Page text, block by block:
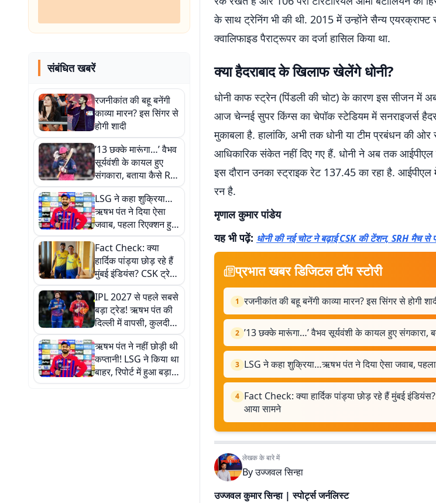
संबंधित खबरें
रजनीकांत की बहू बनेंगी
काव्या मारन? इस सिंगर से
होगी शादी
’13 छक्के मारूंगा…’ वैभव
सूर्यवंशी के कायल हुए
संगकारा, बताया कैसे RR
ने पहचानी थी प्रतिभा
LSG ने कहा शुक्रिया…
ऋषभ पंत ने दिया ऐसा
जवाब, पहला रिएक्शन हुआ
वायरल
Fact Check: क्या
हार्दिक पांड्या छोड़ रहे हैं
मुंबई इंडियंस? CSK ट्रेड
की वायरल खबर का सच
आया सामने
IPL 2027 से पहले सबसे
बड़ा ट्रेड! ऋषभ पंत की
दिल्ली में वापसी, कुलदीप
पहुंचे LSG
ऋषभ पंत ने नहीं छोड़ी थी
कप्तानी! LSG ने किया था
बाहर, रिपोर्ट में हुआ बड़ा
खुलासा
के साथ ट्रेनिंग भी की थी. 2015 में उन्होंने सैन्य एयरक्राफ्ट
क्वालिफाइड पैराट्रूपर का दर्जा हासिल किया था.
क्या हैदराबाद के खिलाफ खेलेंगे धोनी?
धोनी काफ स्ट्रेन (पिंडली की चोट) के कारण इस सीजन में
आज चेन्नई सुपर किंग्स का चेपॉक स्टेडियम में सनराइजर्स
मुकाबला है. हालांकि, अभी तक धोनी या टीम प्रबंधन की
आधिकारिक संकेत नहीं दिए गए हैं. धोनी ने अब तक
इस दौरान उनका स्ट्राइक रेट 137.45 का रहा है. आईपीएल
रन है.
मृणाल कुमार पांडेय
यह भी पढ़ें: धोनी की नई चोट ने बढ़ाई CSK की टेंशन, SRH मैच
प्रभात खबर डिजिटल टॉप स्टोरी
1 रजनीकांत की बहू बनेंगी काव्या मारन? इस सिंगर से होगी
2 ’13 छक्के मारूंगा…’ वैभव सूर्यवंशी के कायल हुए संगकारा,
3 LSG ने कहा शुक्रिया…ऋषभ पंत ने दिया ऐसा जवाब,
4 Fact Check: क्या हार्दिक पांड्या छोड़ रहे हैं मुंबई
आया सामने
लेखक के बारे में
Byउज्जवल सिन्हा
उज्जवल कुमार सिन्हा | स्पोर्ट्स जर्नलिस्ट